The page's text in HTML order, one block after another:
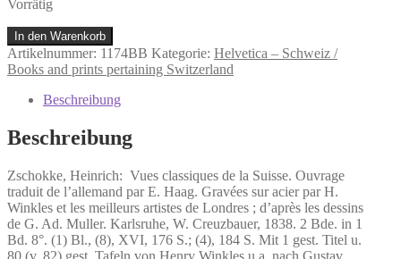
Vorrätig
Zschokke,
Heinrich:
Vues
Suisse.
Menge
In den Warenkorb
Artikelnummer: 1174BB Kategorie: Helvetica – Schweiz /
Books and prints pertaining Switzerland
Beschreibung
Beschreibung
Zschokke, Heinrich: Vues classiques de la Suisse. Ouvrage
traduit de l’allemand par E. Haag. Gravées sur acier par H.
Winkles et les meilleurs artistes de Londres ; d’après les dessins
de G. Ad. Muller. Karlsruhe, W. Creuzbauer, 1838. 2 Bde. in 1
Bd. 8°. (1) Bl., (8), XVI, 176 S.; (4), 184 S. Mit 1 gest. Titel u.
80 (v. 82) gest. Tafeln von Henry Winkles u.a. nach Gustav